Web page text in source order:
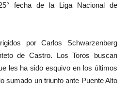
fecha de la Liga Nacional de
por Carlos Schwarzenberg
de Castro. Los Toros buscan
les ha sido esquivo en los últimos
sumado un triunfo ante Puente Alto